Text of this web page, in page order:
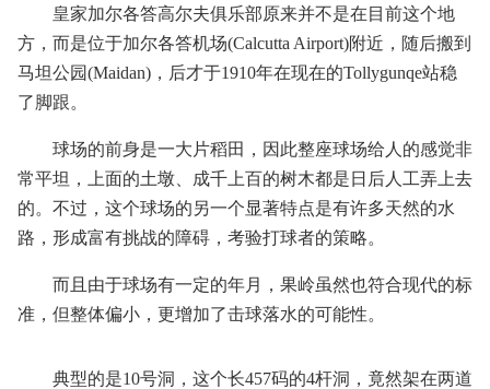
皇家加尔各答高尔夫俱乐部原来并不是在目前这个地
方，而是位于加尔各答机场(Calcutta Airport)附近，随后搬到
马坦公园(Maidan)，后才于1910年在现在的Tollygunqe站稳
了脚跟。
球场的前身是一大片稻田，因此整座球场给人的感觉非
常平坦，上面的土墩、成千上百的树木都是日后人工弄上去
的。不过，这个球场的另一个显著特点是有许多天然的水
路，形成富有挑战的障碍，考验打球者的策略。
而且由于球场有一定的年月，果岭虽然也符合现代的标
准，但整体偏小，更增加了击球落水的可能性。
典型的是10号洞，这个长457码的4杆洞，竟然架在两道